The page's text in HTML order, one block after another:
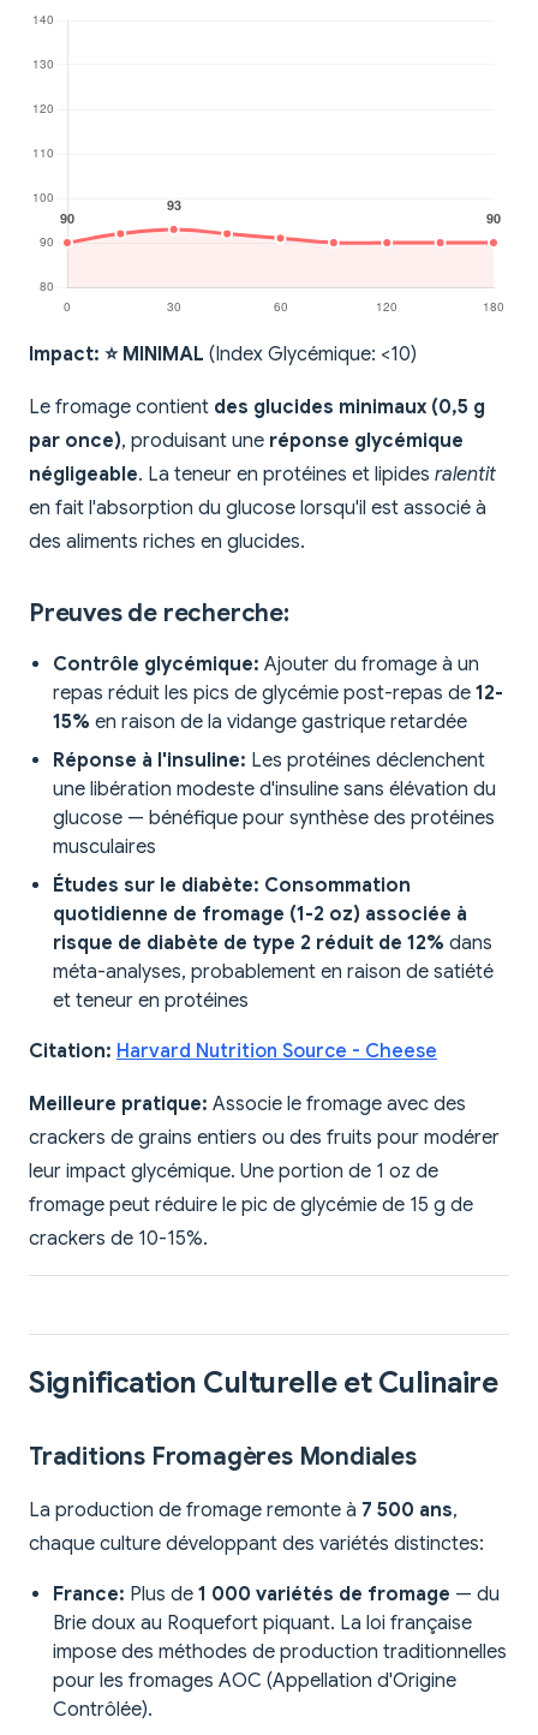
Impact: ⭐ MINIMAL (Index Glycémique: <10)
Le fromage contient des glucides minimaux (0,5 g
par once), produisant une réponse glycémique
négligeable. La teneur en protéines et lipides ralentit
en fait l'absorption du glucose lorsqu'il est associé à
des aliments riches en glucides.
Preuves de recherche:
Contrôle glycémique: Ajouter du fromage à un
repas réduit les pics de glycémie post-repas de 12-
15% en raison de la vidange gastrique retardée
Réponse à l'insuline: Les protéines déclenchent
une libération modeste d'insuline sans élévation du
glucose — bénéfique pour synthèse des protéines
musculaires
Études sur le diabète: Consommation
quotidienne de fromage (1-2 oz) associée à
risque de diabète de type 2 réduit de 12% dans
méta-analyses, probablement en raison de satiété
et teneur en protéines
Citation: Harvard Nutrition Source - Cheese
Meilleure pratique: Associe le fromage avec des
crackers de grains entiers ou des fruits pour modérer
leur impact glycémique. Une portion de 1 oz de
fromage peut réduire le pic de glycémie de 15 g de
crackers de 10-15%.
Signification Culturelle et Culinaire
Traditions Fromagères Mondiales
La production de fromage remonte à 7 500 ans,
chaque culture développant des variétés distinctes:
France: Plus de 1 000 variétés de fromage — du
Brie doux au Roquefort piquant. La loi française
impose des méthodes de production traditionnelles
pour les fromages AOC (Appellation d'Origine
Contrôlée).